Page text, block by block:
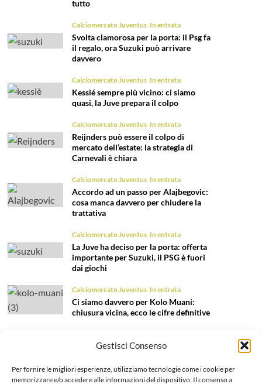
Gestisci Consenso
Per fornire le migliori esperienze, utilizziamo tecnologie come i cookie per
memorizzare e/o accedere alle informazioni del dispositivo. Il consenso a
tutto
Calciomercato Juventus In entrata
Svolta clamorosa per la porta: il Psg fa
il regalo, ora Suzuki può arrivare
davvero
Calciomercato Juventus In entrata
Kessié sempre più vicino: ci siamo
quasi, la Juve prepara il colpo
Calciomercato Juventus In entrata
Reijnders può essere il colpo di
mercato dell’estate: la strategia di
Carnevali è chiara
Calciomercato Juventus In entrata
Accordo ad un passo per Alajbegovic:
cosa manca davvero per chiudere la
trattativa
Calciomercato Juventus In entrata
La Juve ha deciso per la porta: offerta
importante per Suzuki, il PSG è fuori
dai giochi
Calciomercato Juventus In entrata
Ci siamo davvero per Kolo Muani:
chiusura vicina, ecco le cifre definitive
Nome nuovo per il ruolo di terzino:
Calciomercato Juventus In entrata